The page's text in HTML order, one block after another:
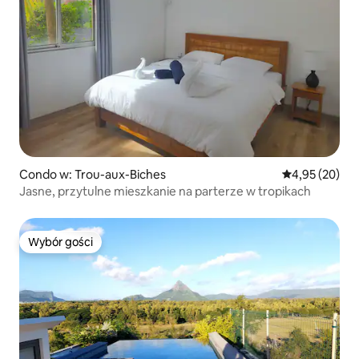
Condo w: Trou-aux-Biches Średnia
4,95 (20)
Jasne, przytulne mieszkanie na parterze w tropikach
Wybór gości
Wybór gości